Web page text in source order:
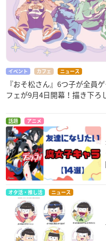
イベント カフェ ニュース
『おそ松さん』6つ子が全員
フェが9月4日開幕！描き下ろ
話題 アニメ
オタ活・推し活 ニュース